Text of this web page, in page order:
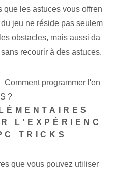
les astuces vous offren
jeu ne réside pas seulem
obstacles, mais aussi da
recourir à des astuces.
programmer l'en
?
L'EXPÉRIENC
TRICKS
que vous pouvez utiliser